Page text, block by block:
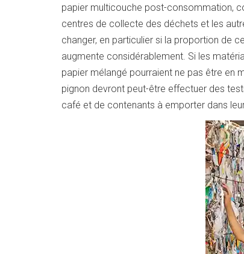
papier multicouche post-consommation,
centres de collecte des déchets et les
changer, en particulier si la proportion de
augmente considérablement. Si les
papier mélangé pourraient ne pas être en
pignon devront peut-être effectuer des
café et de contenants à emporter dans